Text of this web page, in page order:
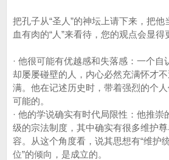
把孔子从“圣人”的神坛上请下来，把
血有肉的“人”来看待，您的观点会显得
· 他很可能有优越感和失落感：一个自
却屡屡碰壁的人，内心必然充满怀才
满。他在记述历史时，带着强烈的个
可能的。
· 他的学说确实有时代局限性：他推崇
级的宗法制度，其中确实有很多维护
容。从这个角度看，说其思想有“维护
位”的倾向，是成立的。